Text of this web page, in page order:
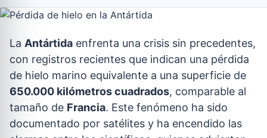
La Antártida enfrenta una crisis sin precedentes,
con registros recientes que indican una pérdida
de hielo marino equivalente a una superficie de
650.000 kilómetros cuadrados, comparable al
tamaño de Francia. Este fenómeno ha sido
documentado por satélites y ha encendido las